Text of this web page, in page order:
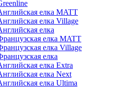
елка MATT
елка Village
елка
елка MATT
елка Village
елка
елка Extra
елка Next
елка Ultima